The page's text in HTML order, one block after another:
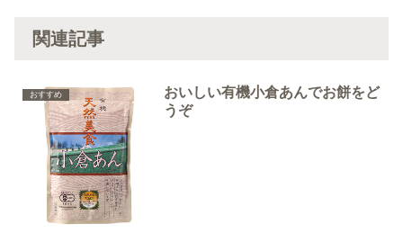
関連記事
おすすめ
おいしい有機小倉あんでお餅をど
うぞ